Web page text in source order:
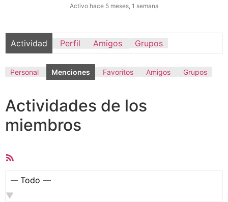
Activo hace 5 meses, 1 semana
Actividad Perfil Amigos Grupos
Personal Menciones Favoritos Amigos Grupos
Actividades de los
miembros
Mostrar: